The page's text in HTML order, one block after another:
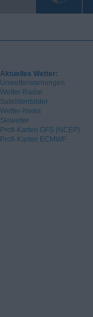
Aktuelles Wetter:
Unwetterwarnungen
Wetter-Radar
Satellitenbilder
Wetter-News
Skiwetter
Profi-Karten GFS (NCEP)
Profi-Karten ECMWF